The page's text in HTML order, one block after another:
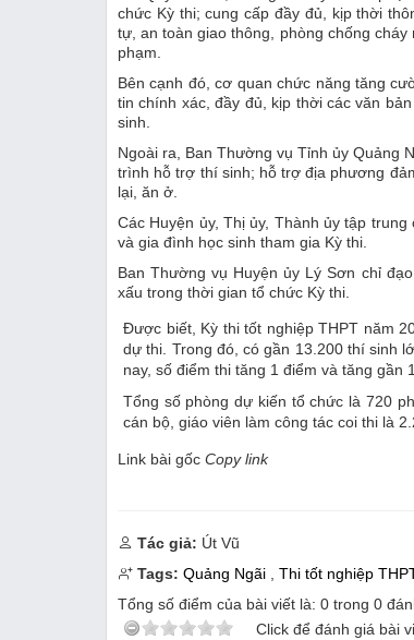
chức Kỳ thi; cung cấp đầy đủ, kịp thời
tự, an toàn giao thông, phòng chống
phạm.
Bên cạnh đó, cơ quan chức năng tăng
tin chính xác, đầy đủ, kịp thời các văn
sinh.
Ngoài ra, Ban Thường vụ Tỉnh ủy Quảng
trình hỗ trợ thí sinh; hỗ trợ địa phương
lại, ăn ở.
Các Huyện ủy, Thị ủy, Thành ủy tập
và gia đình học sinh tham gia Kỳ thi.
Ban Thường vụ Huyện ủy Lý Sơn chỉ
xấu trong thời gian tổ chức Kỳ thi.
Được biết, Kỳ thi tốt nghiệp THPT năm
dự thi. Trong đó, có gần 13.200 thí sinh
nay, số điểm thi tăng 1 điểm và tăng gần
Tổng số phòng dự kiến tổ chức là 720
cán bộ, giáo viên làm công tác coi thi là
Link bài gốc Copy link
Tác giả: Út Vũ
Tags: Quảng Ngãi Thi tốt nghiệp
Tổng số điểm của bài viết là: 0 trong 0
Click để đánh giá bài